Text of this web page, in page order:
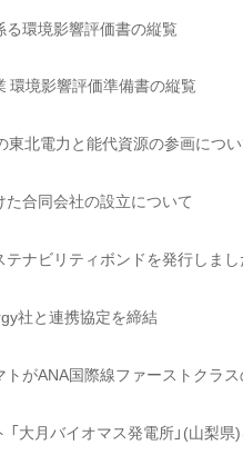
環境影響評価書の縦覧
環境影響評価準備書の縦覧
東北電力と能代資源の参画につ
合同会社の設立について
ナビリティボンドを発行しまし
社と連携協定を締結
がANA国際線ファーストクラ
大月バイオマス発電所」(山梨県